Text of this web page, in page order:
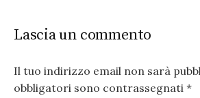
Lascia un commento
Il tuo indirizzo email non sarà
obbligatori sono contrassegnati *